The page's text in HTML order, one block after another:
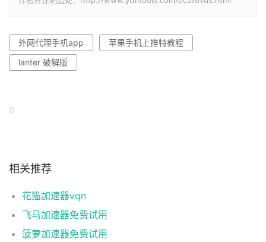
外网代理手机app
苹果手机上推特教程
lanter 破解版
0
相关推荐
花猫加速器vqn
飞马加速器免费试用
菠萝加速器免费试用